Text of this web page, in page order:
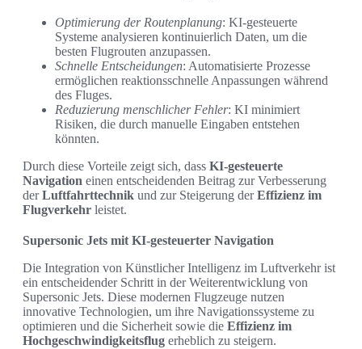
Optimierung der Routenplanung: KI-gesteuerte
Systeme analysieren kontinuierlich Daten, um die
besten Flugrouten anzupassen.
Schnelle Entscheidungen: Automatisierte Prozesse
ermöglichen reaktionsschnelle Anpassungen während
des Fluges.
Reduzierung menschlicher Fehler: KI minimiert
Risiken, die durch manuelle Eingaben entstehen
könnten.
Durch diese Vorteile zeigt sich, dass KI-gesteuerte
Navigation einen entscheidenden Beitrag zur Verbesserung
derLuftfahrttechnik und zur Steigerung derEffizienz im
Flugverkehr leistet.
Supersonic Jets mit KI-gesteuerter Navigation
Die Integration von Künstlicher Intelligenz im Luftverkehr ist
ein entscheidender Schritt in der Weiterentwicklung von
Supersonic Jets. Diese modernen Flugzeuge nutzen
innovative Technologien, um ihre Navigationssysteme zu
optimieren und die Sicherheit sowie die Effizienz im
Hochgeschwindigkeitsflug erheblich zu steigern.